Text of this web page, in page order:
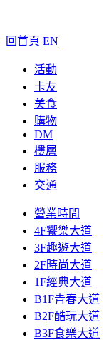
回首頁 EN
活動
卡友
美食
購物
DM
樓層
服務
交通
營業時間
4F饗樂大道
3F趣遊大道
2F時尚大道
1F經典大道
B1F青春大道
B2F酷玩大道
B3F食樂大道